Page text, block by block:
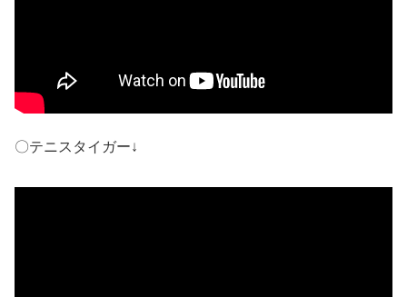
〇テニスタイガー↓